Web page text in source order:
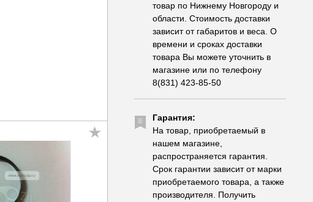
товар по Нижнему Новгороду и
области. Стоимость доставки
зависит от габаритов и веса. О
времени и сроках доставки
товара Вы можете уточнить в
магазине или по телефону
8(831) 423-85-50
Гарантия:
На товар, приобретаемый в
нашем магазине,
распространяется гарантия.
Срок гарантии зависит от марки
приобретаемого товара, а также
производителя. Получить